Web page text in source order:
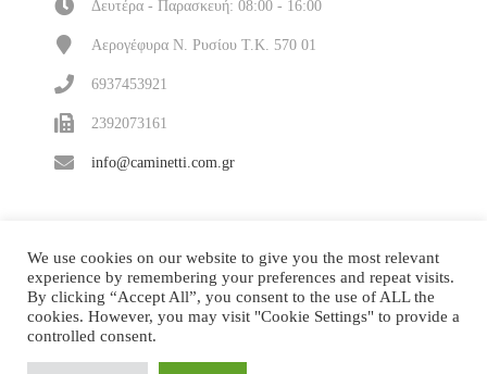
Δευτέρα - Παρασκευή: 08:00 - 16:00
Αερογέφυρα Ν. Ρυσίου Τ.Κ. 570 01
6937453921
2392073161
info@caminetti.com.gr
We use cookies on our website to give you the most relevant
experience by remembering your preferences and repeat visits.
By clicking “Accept All”, you consent to the use of ALL the
cookies. However, you may visit "Cookie Settings" to provide a
controlled consent.